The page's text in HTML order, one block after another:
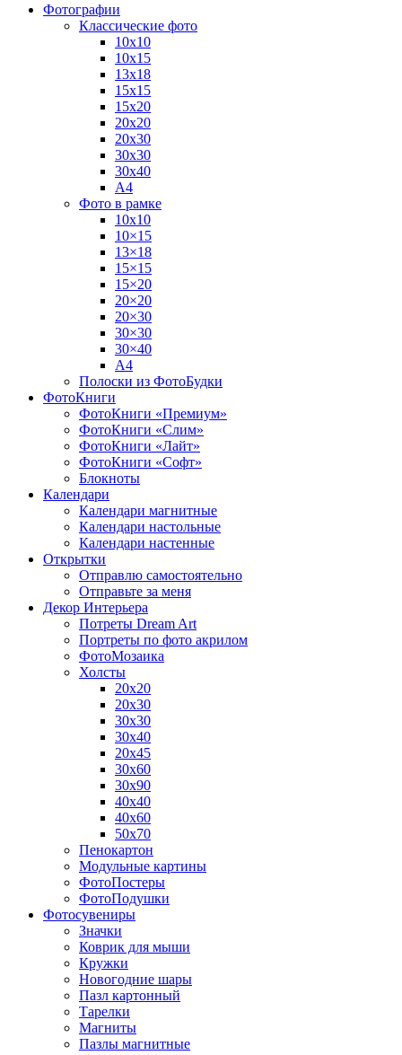
Фотографии
Классические фото
10х10
10х15
13х18
15х15
15х20
20х20
20х30
30х30
30х40
А4
Фото в рамке
10х10
10×15
13×18
15×15
15×20
20×20
20×30
30×30
30×40
A4
Полоски из ФотоБудки
ФотоКниги
ФотоКниги «Премиум»
ФотоКниги «Слим»
ФотоКниги «Лайт»
ФотоКниги «Софт»
Блокноты
Календари
Календари магнитные
Календари настольные
Календари настенные
Открытки
Отправлю самостоятельно
Отправьте за меня
Декор Интерьера
Потреты Dream Art
Портреты по фото акрилом
ФотоМозаика
Холсты
20х20
20х30
30х30
30х40
20х45
30х60
30х90
40х40
40х60
50х70
Пенокартон
Модульные картины
ФотоПостеры
ФотоПодушки
Фотоcувениры
Значки
Коврик для мыши
Кружки
Новогодние шары
Пазл картонный
Тарелки
Магниты
Пазлы магнитные